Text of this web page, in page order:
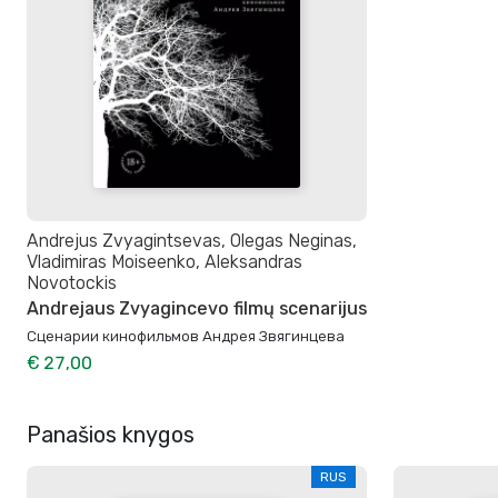
Andrejus Zvyagintsevas, Olegas Neginas,
Vladimiras Moiseenko, Aleksandras
Novotockis
Andrejaus Zvyagincevo filmų scenarijus
Сценарии кинофильмов Андрея Звягинцева
€ 27,00
Panašios knygos
RUS